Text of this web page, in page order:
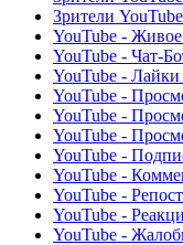
Зрители
YouTube -
YouTube - Чат-
YouTube -
YouTube -
YouTube -
YouTube -
YouTube -
YouTube -
YouTube -
YouTube -
YouTube -